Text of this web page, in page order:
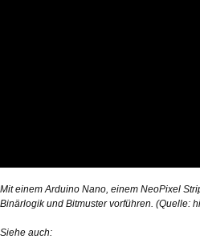
Mit einem Arduino Nano, einem NeoPixel
Binärlogik und Bitmuster vorführen. (Quelle:
Siehe auch: